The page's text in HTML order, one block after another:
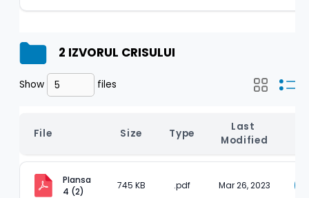
2 IZVORUL CRISULUI
Show files
File Size Type
Last
Modified
Plansa
4 (2)
745 KB .pdf Mar 26, 2023